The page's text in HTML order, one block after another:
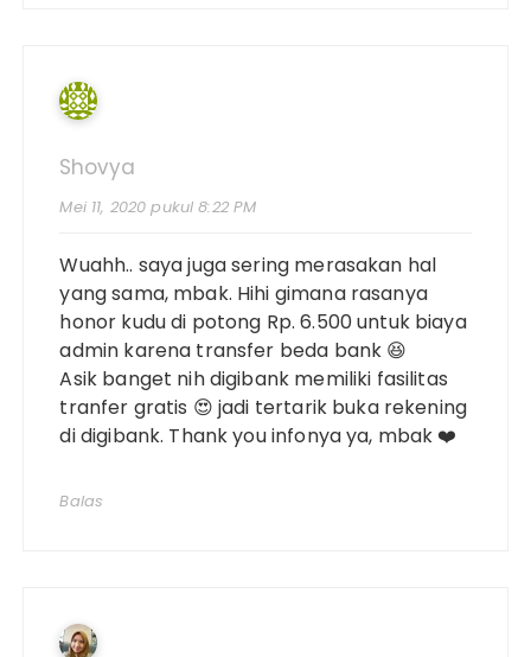
Shovya
Mei 11, 2020 pukul 8:22 PM
Wuahh.. saya juga sering merasakan hal
yang sama, mbak. Hihi gimana rasanya
honor kudu di potong Rp. 6.500 untuk biaya
admin karena transfer beda bank 😆
Asik banget nih digibank memiliki fasilitas
tranfer gratis 😍 jadi tertarik buka rekening
di digibank. Thank you infonya ya, mbak ❤️
Balas